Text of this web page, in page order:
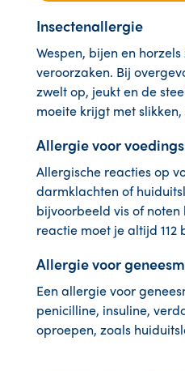
Insectenallergie
Wespen, bijen en
veroorzaken. Bij
zwelt op, jeukt en de
moeite krijgt met
Allergie voor
Allergische reacties op
darmklachten of
bijvoorbeeld vis of
reactie moet je altijd 112
Allergie voor
Een allergie voor
penicilline, insuline,
oproepen, zoals